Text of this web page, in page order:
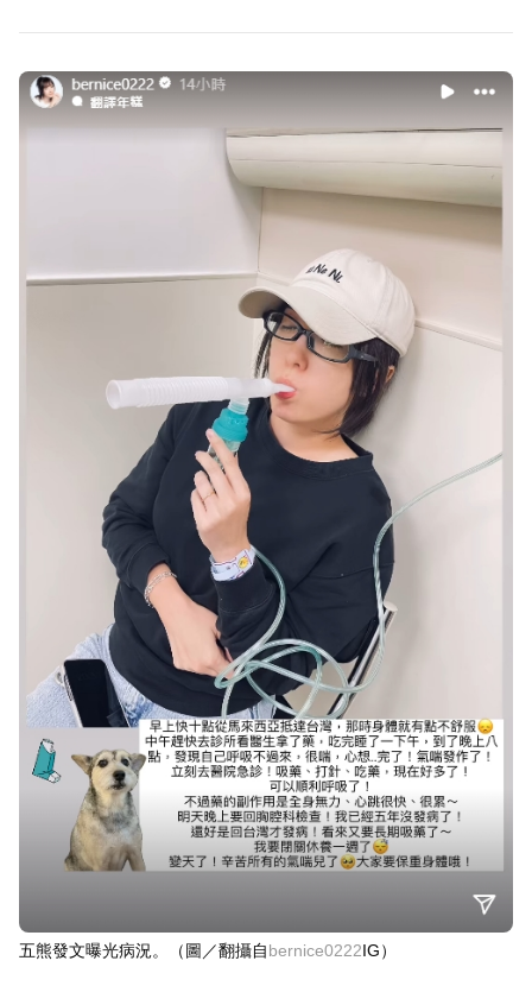
五熊發文曝光病況。（圖／翻攝自bernice0222IG）